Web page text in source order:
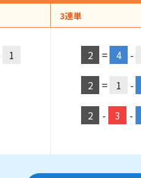
1
3連単
2 = 4 -
2 = 1 -
2 - 3 -